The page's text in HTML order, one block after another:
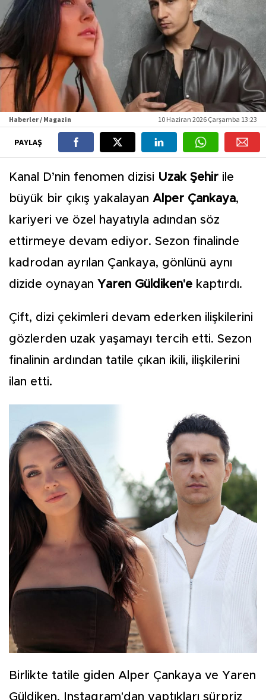
Haberler / Magazin 10 Haziran 2026 Çarşamba 13:23
PAYLAŞ
Kanal D’nin fenomen dizisi Uzak Şehir ile
büyük bir çıkış yakalayan Alper Çankaya,
kariyeri ve özel hayatıyla adından söz
ettirmeye devam ediyor. Sezon finalinde
kadrodan ayrılan Çankaya, gönlünü aynı
dizide oynayan Yaren Güldiken'e kaptırdı.
Çift, dizi çekimleri devam ederken ilişkilerini
gözlerden uzak yaşamayı tercih etti. Sezon
finalinin ardından tatile çıkan ikili, ilişkilerini
ilan etti.
Birlikte tatile giden Alper Çankaya ve Yaren
Güldiken, Instagram'dan yaptıkları sürpriz